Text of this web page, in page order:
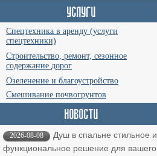
Спецтехника в аренду (услуги
спецтехники)
Строительство, ремонт, сезонное
содержание дорог
Озеленение и благоустройство
Смешивание почвогрунтов
2026-08-08
Душ в спальне стильное и
функциональное решение для вашего